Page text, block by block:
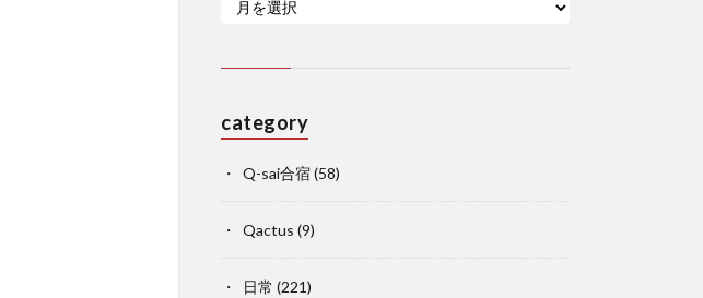
category
Q-sai合宿(58)
Qactus (9)
日常 (221)